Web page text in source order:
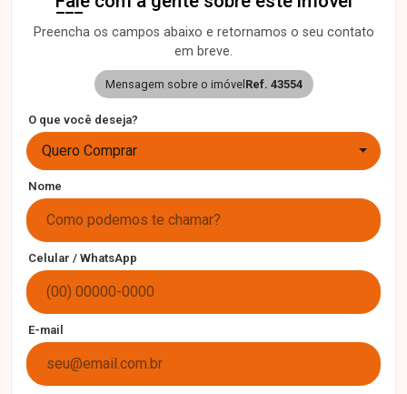
Preencha os campos abaixo e retornamos o seu contato
em breve.
Mensagem sobre o imóvel Ref. 43554
O que você deseja?
Quero Comprar
Nome
Celular / WhatsApp
E-mail